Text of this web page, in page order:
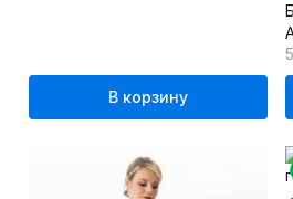
В корзину